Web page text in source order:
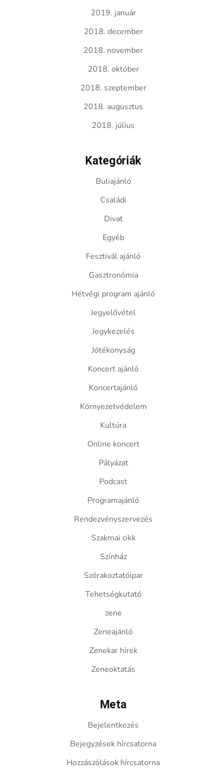
2019. január
2018. december
2018. november
2018. október
2018. szeptember
2018. augusztus
2018. július
Kategóriák
Buliajánló
Családi
Divat
Egyéb
Fesztivál ajánló
Gasztronómia
Hétvégi program ajánló
Jegyelővétel
Jegykezelés
Jótékonyság
Koncert ajánló
Koncertajánló
Környezetvédelem
Kultúra
Online koncert
Pályázat
Podcast
Programajánló
Rendezvényszervezés
Szakmai cikk
Színház
Szórakoztatóipar
Tehetségkutató
zene
Zeneajánló
Zenekar hírek
Zeneoktatás
Meta
Bejelentkezés
Bejegyzések hírcsatorna
Hozzászólások hírcsatorna